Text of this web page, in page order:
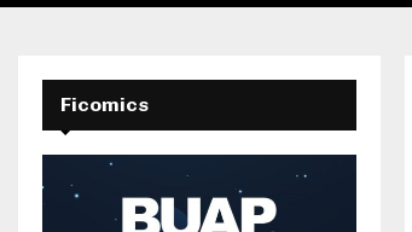
Ficomics